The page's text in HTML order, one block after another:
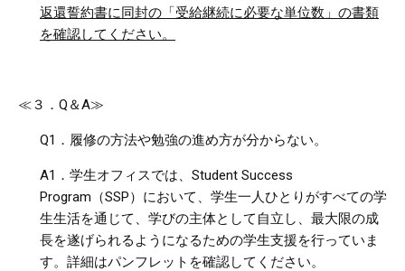
返還誓約書に同封の「受給継続に必要な単位数」の書類
を確認してください。
≪３． Q ＆A≫
Q1 ．履修の方法や勉強の進め方が分からない。
A1 ．学生オフィスでは、 Student Success
Program （SSP）において、学生一人ひとりがすべての学
生生活を通じて、学びの主体として自立し、最大限の成
長を遂げられるようになるための学生支援を行っていま
す。詳細はパンフレットを確認してください。